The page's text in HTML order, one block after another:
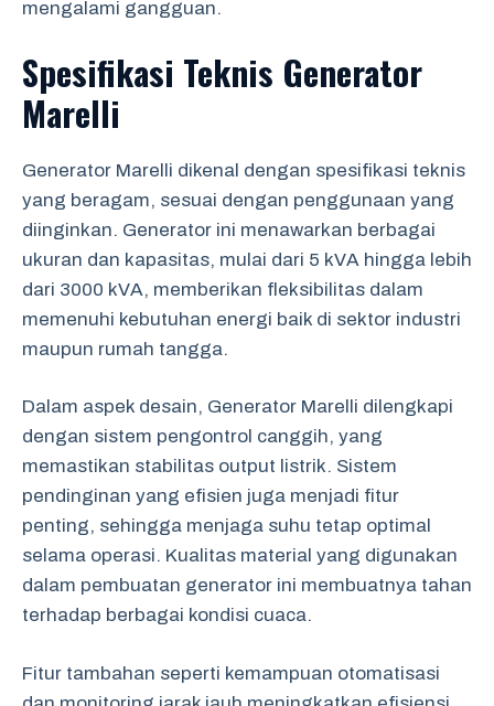
mengalami gangguan.
Spesifikasi Teknis Generator
Marelli
Generator Marelli dikenal dengan spesifikasi teknis
yang beragam, sesuai dengan penggunaan yang
diinginkan. Generator ini menawarkan berbagai
ukuran dan kapasitas, mulai dari 5 kVA hingga lebih
dari 3000 kVA, memberikan fleksibilitas dalam
memenuhi kebutuhan energi baik di sektor industri
maupun rumah tangga.
Dalam aspek desain, Generator Marelli dilengkapi
dengan sistem pengontrol canggih, yang
memastikan stabilitas output listrik. Sistem
pendinginan yang efisien juga menjadi fitur
penting, sehingga menjaga suhu tetap optimal
selama operasi. Kualitas material yang digunakan
dalam pembuatan generator ini membuatnya tahan
terhadap berbagai kondisi cuaca.
Fitur tambahan seperti kemampuan otomatisasi